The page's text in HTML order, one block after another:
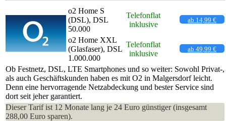
o2 Home S
(DSL), DSL
50.000
Telefonflat
inklusive
ab 14,99 €
o2 Home XXL
(Glasfaser), DSL
1.000.000
Telefonflat
inklusive
ab 49,99 €
Ob Festnetz, DSL, LTE Smartphones und so weiter: Sowohl Privat-,
als auch Geschäftskunden haben es mit O2 in Malgersdorf leicht.
Denn eine hervorragende Netzabdeckung und bester Service sind
dort seit jeher garantiert.
Dieser Tarif ist 12 Monate lang je 24 Euro günstiger (insgesamt
288,00 Euro sparen).